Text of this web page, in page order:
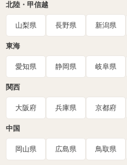
北陸・甲信越
山梨県 長野県 新潟県
東海
愛知県 静岡県 岐阜県
関西
大阪府 兵庫県 京都府
中国
岡山県 広島県 鳥取県